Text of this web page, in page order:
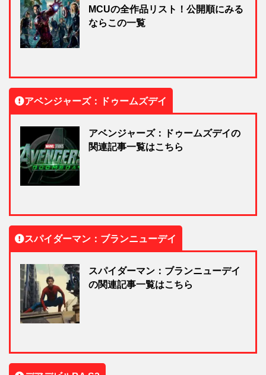
MCUの全作品リスト！公開順にみる
ならこの一覧
アベンジャーズ：ドゥームズデイ
アベンジャーズ：ドゥームズデイの
関連記事一覧はこちら
スパイダーマン：ブランニューデイ
スパイダーマン：ブランニューデイ
の関連記事一覧はこちら